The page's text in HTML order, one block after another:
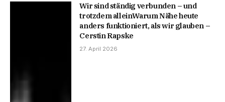
Wir sind ständig verbunden – und
trotzdem alleinWarum Nähe heute
anders funktioniert, als wir glauben –
Cerstin Rapske
27. April 2026